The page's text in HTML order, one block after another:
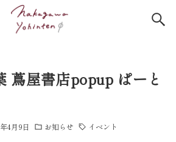
蔦屋書店popup ぱーと
4月9日 お知らせ
イベント